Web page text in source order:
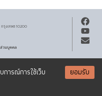
ารณ์การใช้เว็บ
ยอมรับ
กรุงเทพฯ 10200
วนบุคคล
SUBSCRIBE